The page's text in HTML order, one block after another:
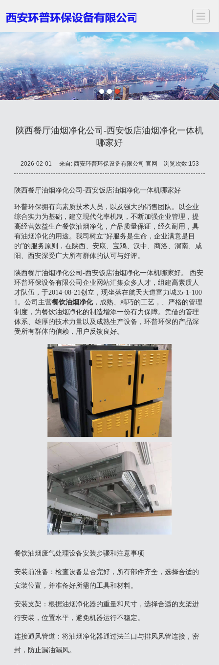
首页 关于我们 服务项目 应用领域案例展示新闻动态视频中心
陕西餐厅油烟净化公司-西安饭店油烟净化一体机
哪家好
2026-02-01 来自: 西安环普环保设备有限公司 官网 浏览次数:153
陕西餐厅油烟净化公司-西安饭店油烟净化一体机哪家好
环普环保拥有高素质技术人员，以及强大的销售团队。以企业
综合实力为基础，建立现代化率机制，不断加强企业管理，提
高经营效益生产餐饮油烟净化，产品质量保证，经久耐用，具
有油烟净化的用途。我司树立“好服务是生命，企业满意是目
的”的服务原则，在陕西、安康、宝鸡、汉中、商洛、渭南、咸
阳、西安深受广大所有群体的认可与好评。
陕西餐厅油烟净化公司-西安饭店油烟净化一体机哪家好。 西安
环普环保设备有限公司企业网站汇集众多人才，组建高素质人
才队伍，于2014-08-21创立，现坐落在航天大道富力城35-1-100
1。公司主营餐饮油烟净化，成熟、精巧的工艺，、严格的管理
制度，为餐饮油烟净化的制造增添一份有力保障。凭借的管理
体系、雄厚的技术力量以及成熟生产设备，环普环保的产品深
受所有群体的信赖，用户反馈良好。
餐饮油烟废气处理设备安装步骤和注意事项
‌安装前准备‌：检查设备是否完好，所有部件齐全，选择合适的
安装位置，并准备好所需的工具和材料‌。
‌安装支架‌：根据油烟净化器的重量和尺寸，选择合适的支架进
行安装，位置水平，避免机器运行不稳定‌。
‌连接通风管道‌：将油烟净化器通过法兰口与排风风管连接，密
封，防止漏油漏风‌。